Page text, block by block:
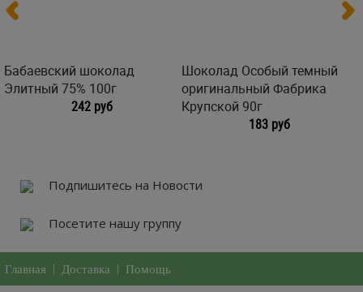
Бабаевский шоколад
Элитный 75% 100г
242 руб
Шоколад Особый темный
оригинальный Фабрика
Крупской 90г
183 руб
Подпишитесь на Новости
Посетите нашу группу
Главная Доставка Помощь